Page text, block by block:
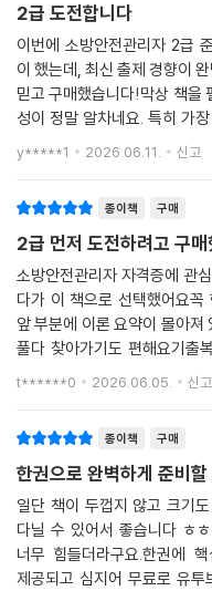
2급 도전합니다
이번에 소방안전관리자 2급
이 했는데, 최신 출제 경향이
믿고 구매했습니다!막상 책을
성이 정말 알차네요. 특히 가
설이 문제 바로 밑에 달려있
려면 맨 뒤 페이지로 왔다 갔
y*****1 2026.06.11. 신고
종이책 구매
2급 먼저 도전하려고 구매
소방안전관리자 자격증에 관
다가 이 책으로 선택했어요
앞 부분에 이론 요약이 몰아져
풀다 찾아가기도 편해요기출
면 시작부터 부담스러운데 딱
t******0 2026.06.05. 신고
종이책 구매
한권으로 완벽하게 준비
일단 책이 두껍지 않고 크기
다닐 수 있어서 좋습니다 ㅎ
너무 힘들더라구요.한권에
제공되고 심지어 무료로 유투